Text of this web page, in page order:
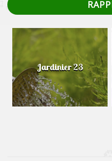
Jardinier 23